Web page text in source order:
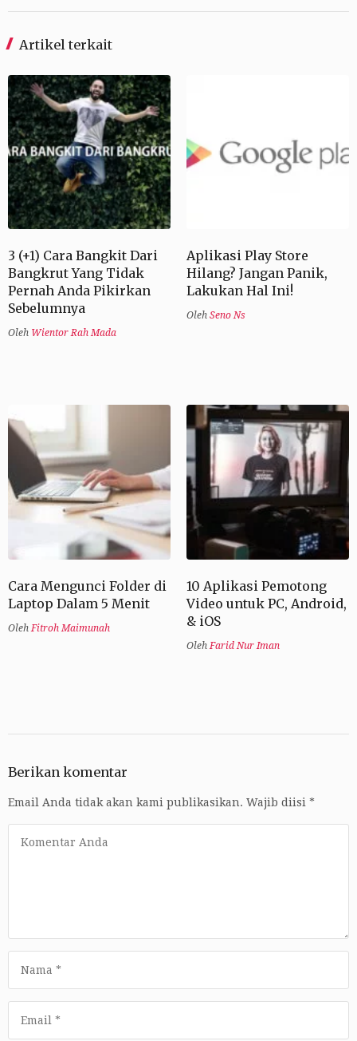
Artikel terkait
3 (+1) Cara Bangkit Dari
Bangkrut Yang Tidak
Pernah Anda Pikirkan
Sebelumnya
Oleh Wientor Rah Mada
Aplikasi Play Store
Hilang? Jangan Panik,
Lakukan Hal Ini!
Oleh Seno Ns
Cara Mengunci Folder di
Laptop Dalam 5 Menit
Oleh Fitroh Maimunah
10 Aplikasi Pemotong
Video untuk PC, Android,
& iOS
Oleh Farid Nur Iman
Berikan komentar
Email Anda tidak akan kami publikasikan. Wajib diisi *